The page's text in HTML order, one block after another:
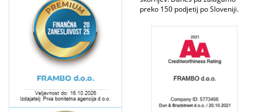
preko 150 podjetij po Sloveniji.